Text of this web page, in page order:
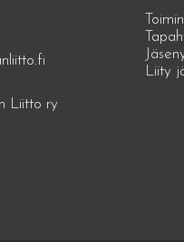
Liitto ry
Liity